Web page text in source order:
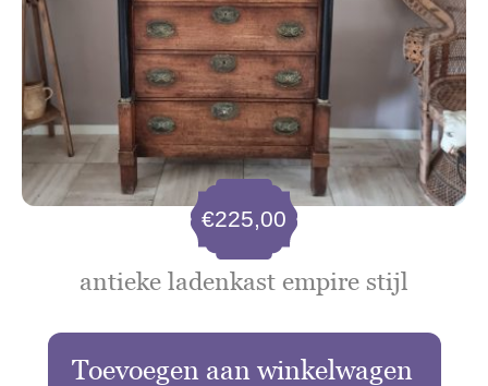
antieke ladenkast empire stijl
€225,00
Toevoegen aan winkelwagen